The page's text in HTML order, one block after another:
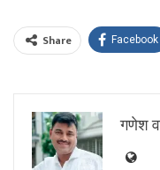
Share Facebook
गणेश